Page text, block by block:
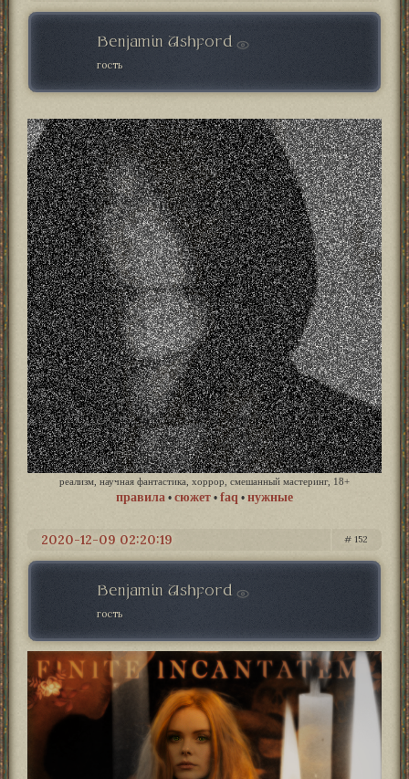
Benjamin Ashford
гость
реализм, научная фантастика, хоррор, смешанный мастеринг, 18+
правила • сюжет • faq • нужные
152
2020-12-09 02:20:19
Benjamin Ashford
гость